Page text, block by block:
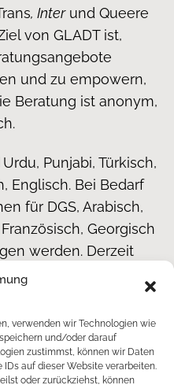
verwenden wir Technologien wie
und/oder darauf
zustimmst, können wir Daten
auf dieser Website verarbeiten.
oder zurückziehst, können
, Interund Queere
von GLADT ist,
und zu empowern,
Beratung ist anonym,
Punjabi, Türkisch,
Englisch. Bei Bedarf
für DGS, Arabisch,
Georgisch
werden. Derzeit
Chat-Beratungen